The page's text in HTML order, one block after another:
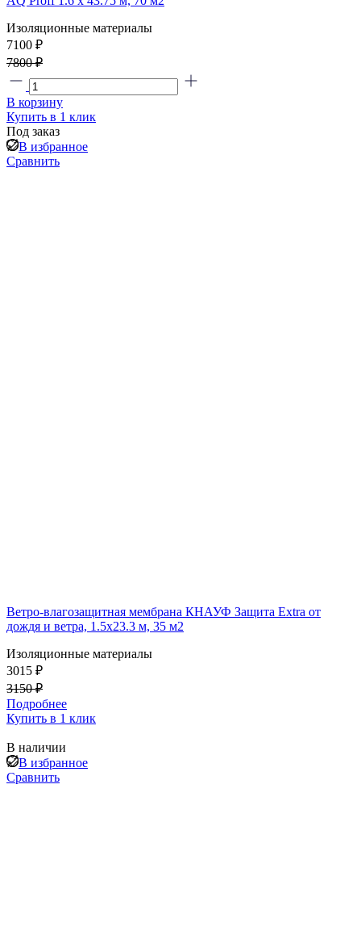
Изоляционные материалы
7100 ₽
7800 ₽
В корзину
Купить в 1 клик
Под заказ
В избранное
Сравнить
Ветро-влагозащитная мембрана КНАУФ Защита Extra от
дождя и ветра, 1.5х23.3 м, 35 м2
Изоляционные материалы
3015 ₽
3150 ₽
Подробнее
Купить в 1 клик
В наличии
В избранное
Сравнить